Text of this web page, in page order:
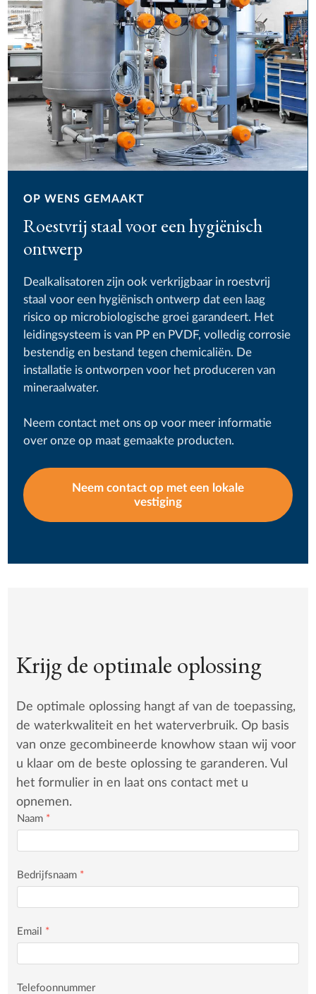
OP WENS GEMAAKT
Roestvrij staal voor een hygiënisch
ontwerp
Dealkalisatoren zijn ook verkrijgbaar in roestvrij
staal voor een hygiënisch ontwerp dat een laag
risico op microbiologische groei garandeert. Het
leidingsysteem is van PP en PVDF, volledig corrosie
bestendig en bestand tegen chemicaliën. De
installatie is ontworpen voor het produceren van
mineraalwater.
Neem contact met ons op voor meer informatie
over onze op maat gemaakte producten.
Neem contact op met een lokale
vestiging
Krijg de optimale oplossing
De optimale oplossing hangt af van de toepassing,
de waterkwaliteit en het waterverbruik. Op basis
van onze gecombineerde knowhow staan wij voor
u klaar om de beste oplossing te garanderen. Vul
het formulier in en laat ons contact met u
opnemen.
Naam *
Bedrijfsnaam *
Email *
Telefoonnummer